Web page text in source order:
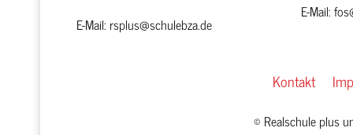
E-Mail: rsplus@schulebza.de
E-Mail:
Kontakt
© Realschule plus